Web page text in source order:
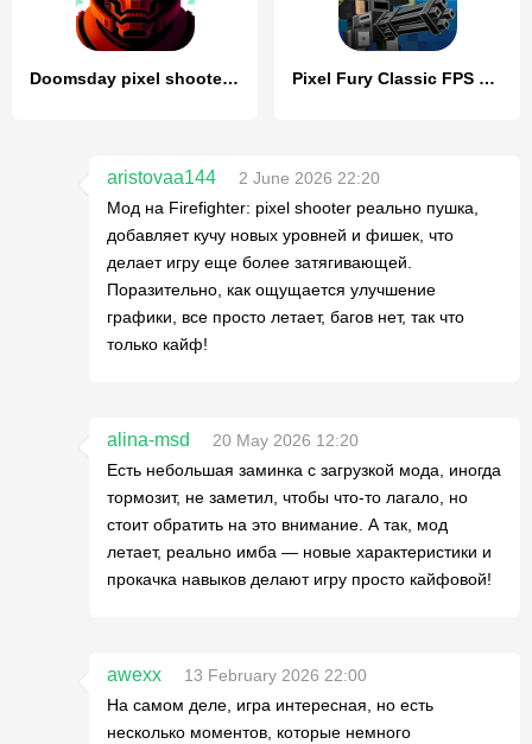
Doomsday pixel shooter 3d Pixel Fury Classic FPS Shooter
aristovaa144
2 June 2026 22:20
Мод на Firefighter: pixel shooter реально пушка,
добавляет кучу новых уровней и фишек, что
делает игру еще более затягивающей.
Поразительно, как ощущается улучшение
графики, все просто летает, багов нет, так что
только кайф!
alina-msd
20 May 2026 12:20
Есть небольшая заминка с загрузкой мода, иногда
тормозит, не заметил, чтобы что-то лагало, но
стоит обратить на это внимание. А так, мод
летает, реально имба — новые характеристики и
прокачка навыков делают игру просто кайфовой!
awexx
13 February 2026 22:00
На самом деле, игра интересная, но есть
несколько моментов, которые немного